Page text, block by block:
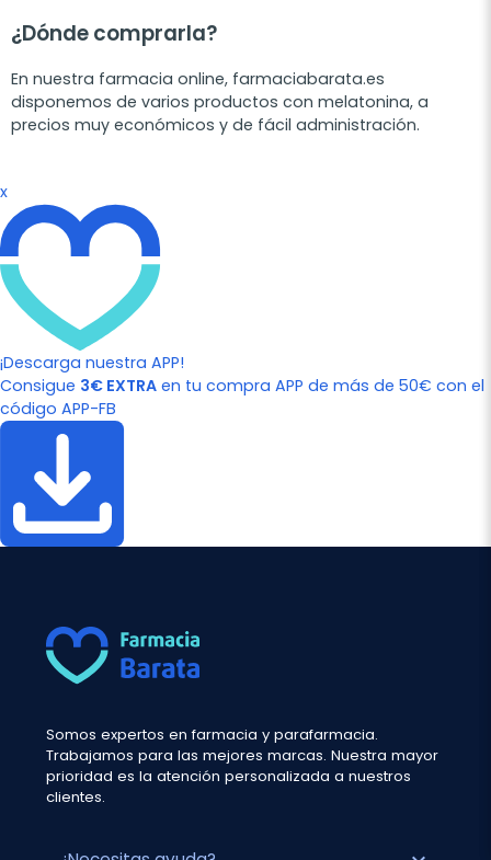
¿Dónde comprarla?
En nuestra farmacia online, farmaciabarata.es
disponemos de varios productos con melatonina, a
precios muy económicos y de fácil administración.
x
¡Descarga nuestra APP!
Consigue 3€ EXTRA en tu compra APP de más de 50€ con el
código APP-FB
Somos expertos en farmacia y parafarmacia.
Trabajamos para las mejores marcas. Nuestra mayor
prioridad es la atención personalizada a nuestros
clientes.